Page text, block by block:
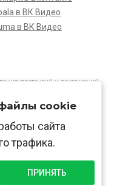
в ВК Видео
в ВК Видео
претензий и рекламаций,
от указанных на сайте.
1037739603505
технологиив соответствии
cookie
сайта
трафика.
ПРИНЯТЬ